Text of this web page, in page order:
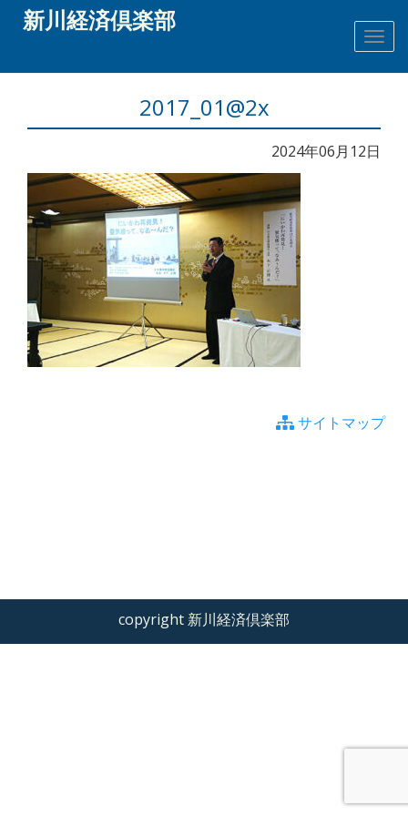
新川経済倶楽部
2017_01@2x
2024年06月12日
サイトマップ
copyright 新川経済倶楽部